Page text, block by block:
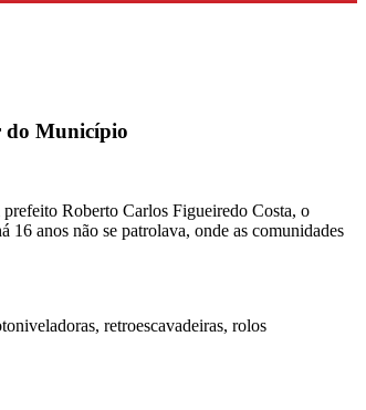
do Município
Roberto Carlos Figueiredo Costa, o
16 anos não se patrolava, onde as comunidades
retroescavadeiras, rolos